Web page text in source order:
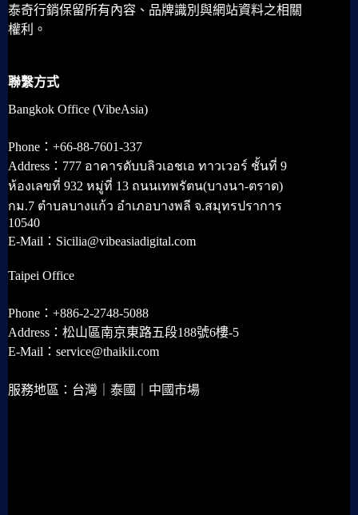
泰奇行銷保留所有內容、品牌識別與網站資料之相關
權利。
聯繫方式
Bangkok Office (VibeAsia)
Phone：+66-88-7601-337
Address：777 อาคารดับบลิวเอชเอ ทาวเวอร์ ชั้นที่ 9
ห้องเลขที่ 932 หมู่ที่ 13 ถนนเทพรัตน(บางนา-ตราด)
กม.7 ตำบลบางแก้ว อำเภอบางพลี จ.สมุทรปราการ
10540
E-Mail：Sicilia@vibeasiadigital.com
Taipei Office
Phone：+886-2-2748-5088
Address：松山區南京東路五段188號6樓-5
E-Mail：service@thaikii.com
服務地區：台灣｜泰國｜中國市場